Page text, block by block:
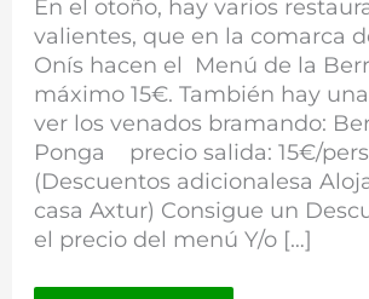
En el otoño, hay varios
valientes, que en la comarca
Onís hacen el Menú de la
máximo 15€. También hay
ver los venados bramando:
Ponga precio salida: 15€/
(Descuentos adicionalesa
casa Axtur) Consigue un
el precio del menú Y/o […]